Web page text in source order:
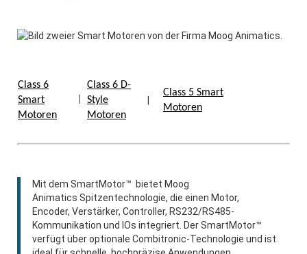
NEWS
Französisch
Deutsch
VISION SYSTEMS
ASSEMBLY
Class 6
Smart
Motoren
Class 6 D-
Style
Motoren
Class 5 Smart
Motoren
Mit dem SmartMotor™ bietet Moog
Animatics Spitzentechnologie, die einen Motor,
Encoder, Verstärker, Controller, RS232/RS485-
Kommunikation und IOs integriert. Der SmartMotor™
verfügt über optionale Combitronic-Technologie und ist